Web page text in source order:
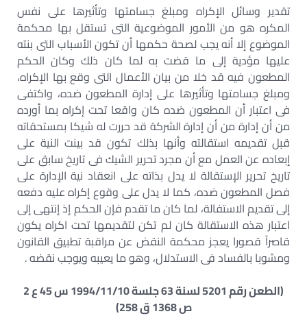
تقدير وسائل الإكراه ومبلغ جسامتها وتأثيرها على نفس
المكره هو من الأمور الموضوعية التى تستقل بها محكمة
الموضوع إلا أنه يجب لصحة حكمها أن تكون الأسباب التى بنته
عليها مؤدية إلى ما قضت به لما كان ذلك وكان الحكم
المطعون فيه قد خلا من بيان الأعمال التى وقع بها الإكراه،
ومبلغ جسامتها وتأثيرها على إدارة المطعون ضده، واكتفى
فى اعتبار أن المطعون ضده كان واقعا تحت إكراه بما أورده
من أن إدارة من أن إدارة الشركة قد حررت له شيكا بمستحقاته
قبل تقديمه استقالته وأنها بذلك تكون قد بينت النية على
إبعاده عن العمل مع أن مجرد تحرير الشيك فى تاريخ سابق على
تاريخ تحرير الإستقالة لا يدل بذاته على انعقاد نية الإدارة على
فصل المطعون ضده، كما لا يدل على وقوع إكراه عليه دفعه
إلى تقديم الاستفالة، لما كان ما تقدم فإن الحكم إذ إنتهى إلى
اعتبار هذه الاستقالة كان لم تكن لتقديمها تحت اكراه يكون
قاصراً قصورا يعجز محكمة النقض عن مراقبة تطبيق القانون
ومشوبا بالفساد فى الاستدلال، وهو ما يعيبه ويوجب نقضه .
(الطعن رقم 5201 لسنة 63 جلسة 1994/11/10 س 45 ع 2
ص 1368 ق 258)